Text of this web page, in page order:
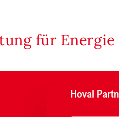
für
Hoval